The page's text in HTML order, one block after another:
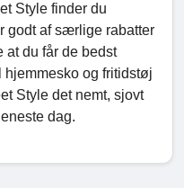
Style finder du
godt af særlige rabatter
at du får de bedst
hjemmesko og fritidstøj
Style det nemt, sjovt
dag.